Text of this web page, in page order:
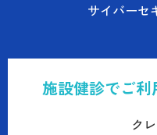
施設健診でご
ク
サイバーセ